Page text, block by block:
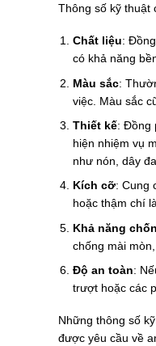
Thông số kỹ thuật
Chất liệu:
có khả năng
Màu sắc:
việc. Màu sắc
Thiết kế: Đồng
hiện nhiệm vụ
như nón, dây
Kích cỡ: Cung
hoặc thậm chí
Khả năng
chống mài
Độ an toàn:
trượt hoặc các
Những thông số
được yêu cầu về